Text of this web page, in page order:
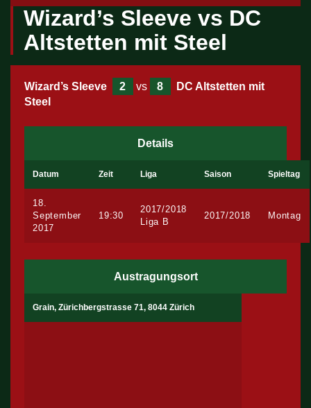
Wizard’s Sleeve vs DC
Altstetten mit Steel
Wizard’s Sleeve 2 vs 8
DC Altstetten mit
Steel
Details
Datum Zeit Liga Saison Spieltag
18.
September
2017
19:30
2017/2018
Liga B
2017/2018 Montag
Austragungsort
Grain, Zürichbergstrasse 71, 8044 Zürich